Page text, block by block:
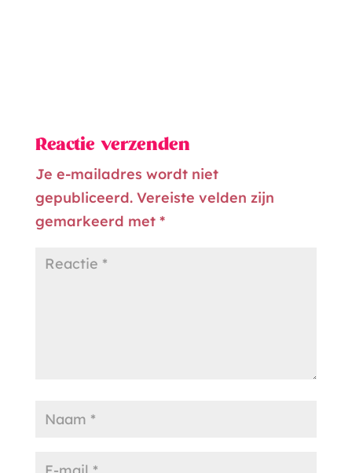
Reactie verzenden
Je e-mailadres wordt niet
gepubliceerd. Vereiste velden zijn
gemarkeerd met *